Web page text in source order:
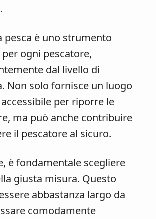
pesca è uno strumento
per ogni pescatore,
dal livello di
Non solo fornisce un luogo
per riporre le
ma può anche contribuire
il pescatore al sicuro.
è fondamentale scegliere
giusta misura. Questo
abbastanza largo da
comodamente